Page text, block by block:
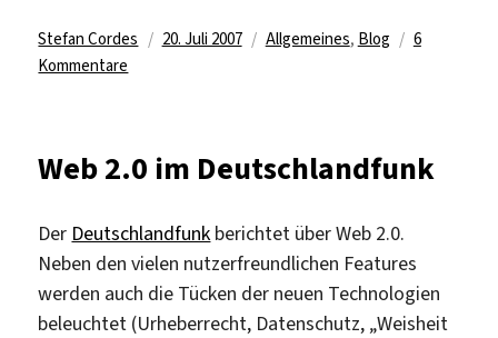
Autor
Stefan Cordes
Veröffentlicht
20. Juli 2007 Kategorien
Allgemeines, Blog
6
Kommentare
Blogs
Organisationen/Institutionen
Web 2.0 im Deutschlandfunk
Der Deutschlandfunk berichtet über Web 2.0.
Neben den vielen nutzerfreundlichen Features
werden auch die Tücken der neuen Technologien
beleuchtet (Urheberrecht, Datenschutz, „Weisheit